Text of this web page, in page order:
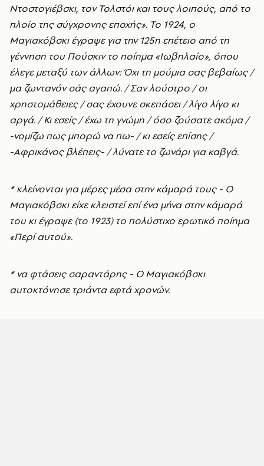
Ντοστογιέβσκι, τον Τολστόι και τους λοιπούς, από το
πλοίο της σύγχρονης εποχής». Το 1924, ο
Μαγιακόβσκι έγραψε για την 125η επέτειο από τη
γέννηση του Πούσκιν το ποίημα «Ιωβηλαίο», όπου
έλεγε μεταξύ των άλλων: Όχι τη μούμια σας βεβαίως /
μα ζωντανόν σάς αγαπώ. / Σαν λούστρο / οι
χρηστομάθειες / σας έχουνε σκεπάσει / λίγο λίγο κι
αργά. / Κι εσείς / έχω τη γνώμη / όσο ζούσατε ακόμα /
-νομίζω πως μπορώ να πω- / κι εσείς επίσης /
-Αφρικάνος βλέπεις- / λύνατε το ζωνάρι για καβγά.
* κλείνονται για μέρες μέσα στην κάμαρά τους - Ο
Μαγιακόβσκι είχε κλειστεί επί ένα μήνα στην κάμαρά
του κι έγραψε (το 1923) το πολύστιχο ερωτικό ποίημα
«Περί αυτού».
* να φτάσεις σαραντάρης - Ο Μαγιακόβσκι
αυτοκτόνησε τριάντα εφτά χρονών.